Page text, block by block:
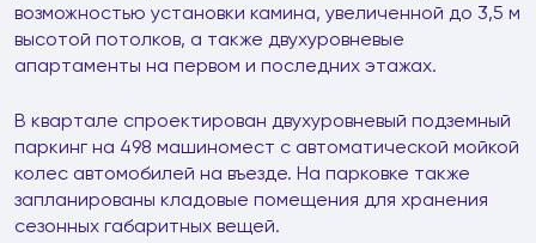
возможностью установки камина, увеличенной до 3,5 м
высотой потолков, а также двухуровневые
апартаменты на первом и последних этажах.
В квартале спроектирован двухуровневый подземный
паркинг на 498 машиномест с автоматической мойкой
колес автомобилей на въезде. На парковке также
запланированы кладовые помещения для хранения
сезонных габаритных вещей.